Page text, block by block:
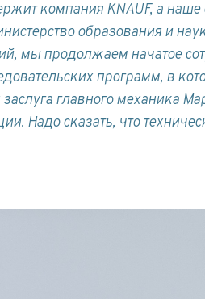
компания KNAUF, а наше
образования и
мы продолжаем начатое
программ, в
главного механика
Надо сказать, что